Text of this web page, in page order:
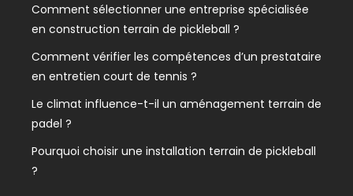
Comment sélectionner une entreprise spécialisée
en construction terrain de pickleball ?
Comment vérifier les compétences d’un prestataire
en entretien court de tennis ?
Le climat influence-t-il un aménagement terrain de
padel ?
Pourquoi choisir une installation terrain de pickleball
?